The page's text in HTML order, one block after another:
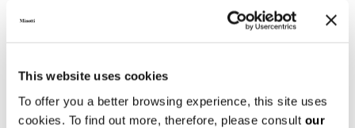
This website uses cookies
To offer you a better browsing experience, this site uses
cookies. To find out more, therefore, please consult our